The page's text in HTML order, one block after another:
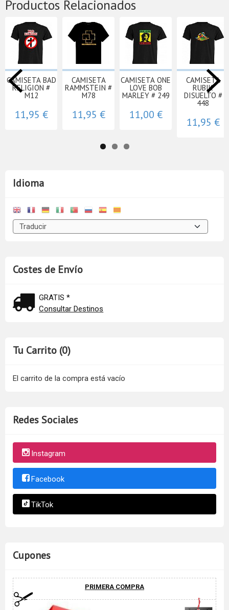
Idioma
Costes de Envío
GRATIS *
Consultar Destinos
Tu Carrito (0)
El carrito de la compra está vacío
Redes Sociales
Instagram
Facebook
TikTok
Cupones
PRIMERA COMPRA
Productos Relacionados
CAMISETA BAD
RELIGION #
M12
11,95 €
CAMISETA
RAMMSTEIN #
M78
11,95 €
CAMISETA ONE
LOVE BOB
MARLEY # 249
11,00 €
CAMISETA
RUBIK
DISUELTO #
448
11,95 €